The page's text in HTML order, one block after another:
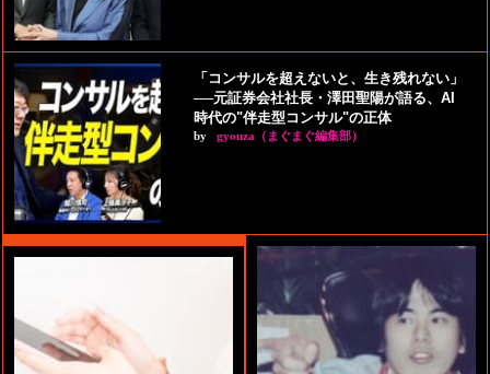
「コンサルを超えないと、生き残れない」
──元証券会社社長・澤田聖陽が語る、AI
時代の"伴走型コンサル"の正体
by gyouza（まぐまぐ編集部）